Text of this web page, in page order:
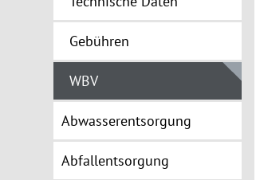
Gebühren
WBV
Abwasserentsorgung
Abfallentsorgung